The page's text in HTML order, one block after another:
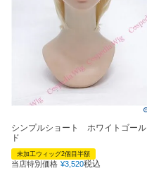
シンプルショート ホワイトゴール
ド
未加工ウィッグ2個目半額
当店特別価格 ¥3,520税込